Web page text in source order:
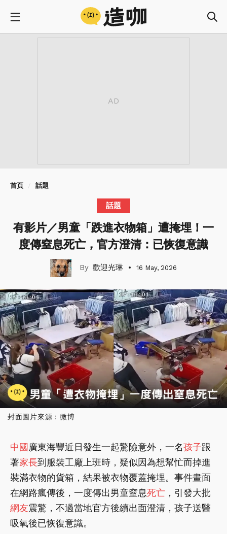
首頁 話題
話題
有影片／男童「跌進衣物箱」遭掩埋！一
度傳窒息死亡，官方澄清：已恢復意識
歡迎光琳 16 May, 2026
封面圖片來源：微博
中國 廣東海豐近日發生一起驚險意外，一名孩子跟
著家長到服裝工廠上班時，疑似因為想幫忙而掉進
裝滿衣物的貨箱，結果被衣物覆蓋掩埋。事件畫面
在網路瘋傳後，一度傳出男童窒息死亡 ，引發大批
網友震驚，不過當地官方後續出面澄清，孩子送醫
吸氧後已恢復意識。